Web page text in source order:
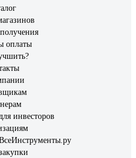
оплаты
инвесторов